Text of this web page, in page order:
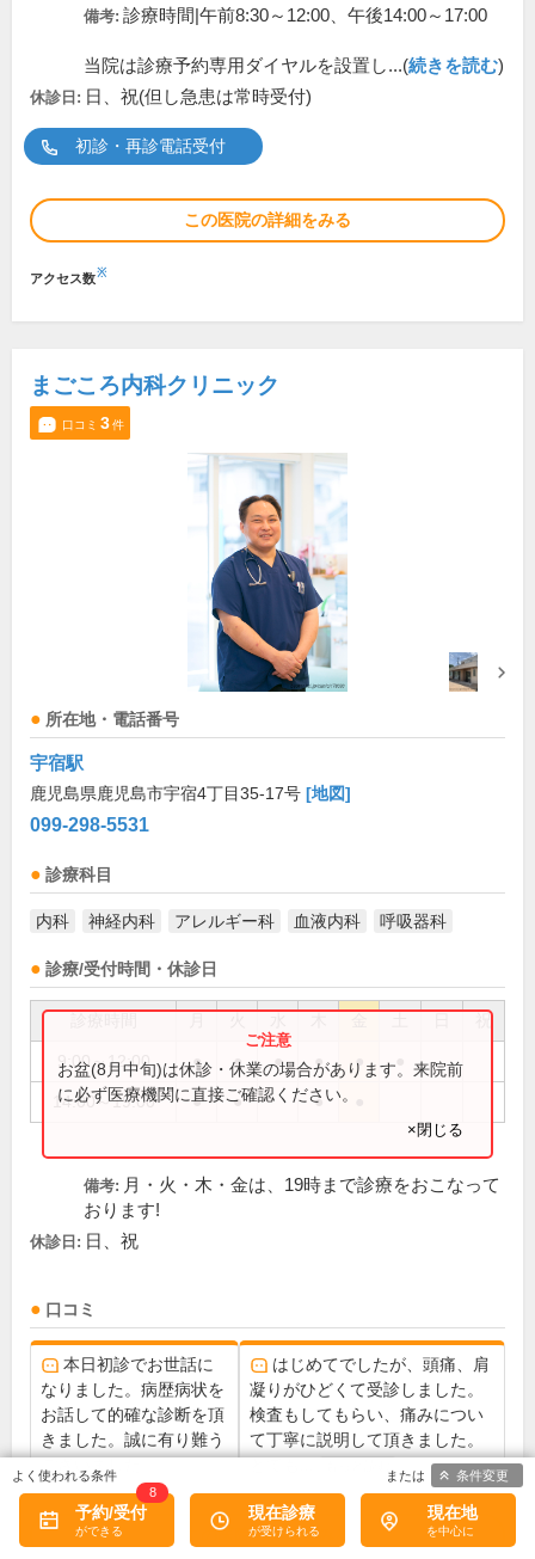
備考: 診療時間|午前8:30～12:00、午後14:00～17:00
当院は診療予約専用ダイヤルを設置し...(続きを読む)
休診日: 日、祝(但し急患は常時受付)
初診・再診電話受付
この医院の詳細をみる
アクセス数※
まごころ内科クリニック
口コミ 3件
所在地・電話番号
宇宿駅
鹿児島県鹿児島市宇宿4丁目35-17号 [地図]
099-298-5531
診療科目
内科 神経内科 アレルギー科 血液内科 呼吸器科
診療/受付時間・休診日
祝
9:00～12:00 ● ● ● ● ●
14:00～19:00 ● ● ●
お盆(8月中旬)は休診・休業の場合があります。来院前
に必ず医療機関に直接ご確認ください。
×閉じる
備考: 月・火・木・金は、19時まで診療をおこなって
おります!
休診日: 日、祝
口コミ
本日初診でお世話に
なりました。病歴病状を
お話して的確な診断を頂
きました。誠に有り難う
はじめてでしたが、頭痛、肩
凝りがひどくて受診しました。
検査もしてもらい、痛みについ
て丁寧に説明して頂きました。
この医院の詳細をみる
予約/受付
8
現在診療 現在地
条件変更